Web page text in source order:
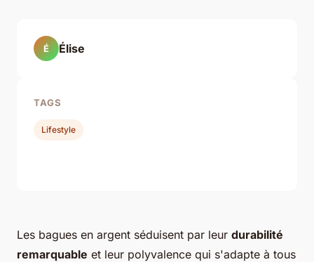
Les bagues en argent séduisent par leur durabilité
remarquable et leur polyvalence qui s'adapte à tous
É Élise
TAGS
Lifestyle